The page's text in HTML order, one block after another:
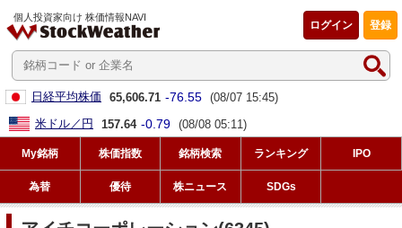
個人投資家向け 株価情報NAVI
登録
ログイン
日経平均株価 65,606.71 -76.55 (08/07 15:45)
米ドル／円
157.64 -0.79 (08/08 05:11)
My銘柄 株価指数 銘柄検索 ランキング IPO
為替 優待 株ニュース SDGs